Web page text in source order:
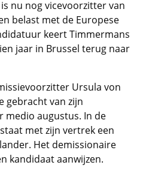
nu nog vicevoorzitter van
belast met de Europese
keert Timmermans
jaar in Brussel terug naar
Ursula von
gebracht van zijn
medio augustus. In de
met zijn vertrek een
Het demissionaire
kandidaat aanwijzen.